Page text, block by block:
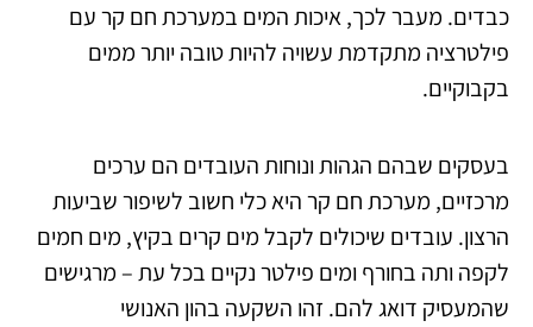
כבדים. מעבר לכך, איכות המים במערכת חם קר עם
פילטרציה מתקדמת עשויה להיות טובה יותר ממים
בקבוקיים.
בעסקים שבהם הגהות ונוחות העובדים הם ערכים
מרכזיים, מערכת חם קר היא כלי חשוב לשיפור שביעות
הרצון. עובדים שיכולים לקבל מים קרים בקיץ, מים חמים
לקפה ותה בחורף ומים פילטר נקיים בכל עת – מרגישים
שהמעסיק דואג להם. זהו השקעה בהון האנושי